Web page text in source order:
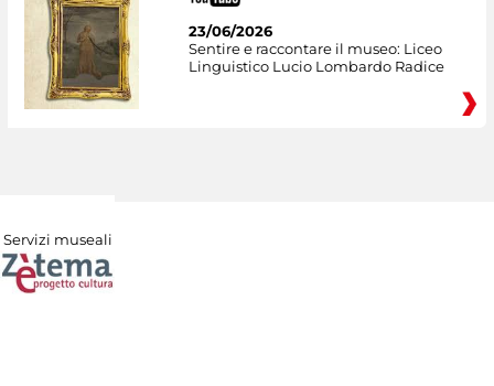
23/06/2026
Sentire e raccontare il museo: Liceo
Linguistico Lucio Lombardo Radice
Servizi museali